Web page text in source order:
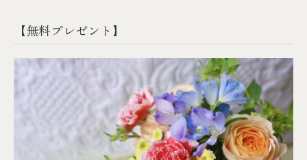
【無料プレゼント】